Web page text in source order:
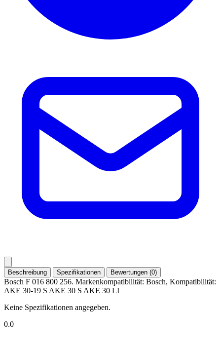
Beschreibung Spezifikationen Bewertungen (0)
Bosch F 016 800 256. Markenkompatibilität: Bosch, Kompatibilität:
AKE 30-19 S AKE 30 S AKE 30 LI
Keine Spezifikationen angegeben.
0.0